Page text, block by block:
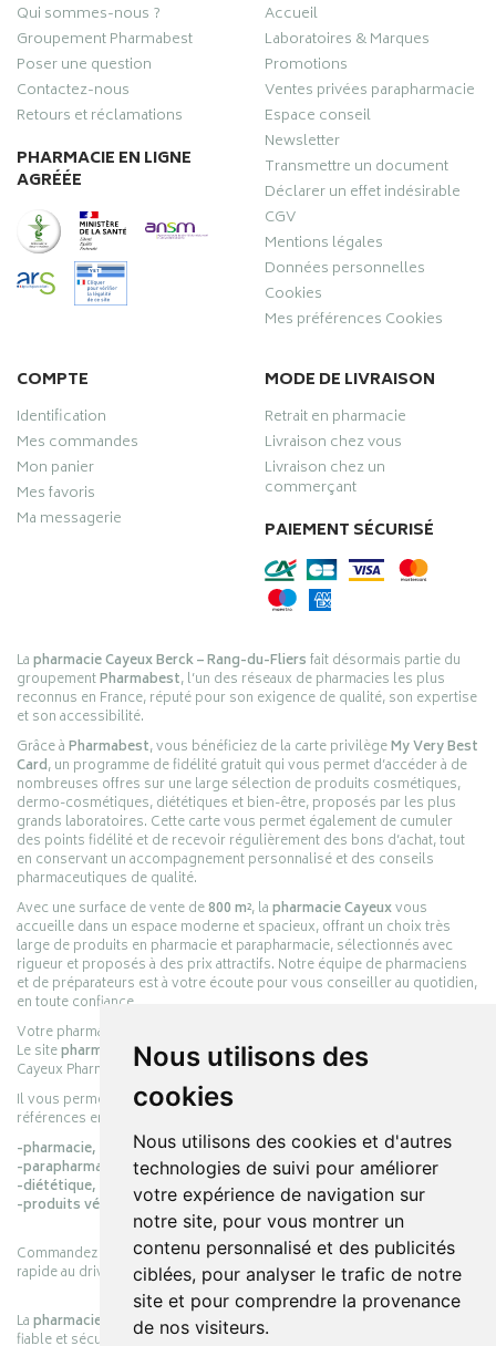
Nous utilisons des
cookies
Nous utilisons des cookies et d'autres
technologies de suivi pour améliorer
votre expérience de navigation sur
notre site, pour vous montrer un
contenu personnalisé et des publicités
ciblées, pour analyser le trafic de notre
site et pour comprendre la provenance
de nos visiteurs.
Qui sommes-nous ?
Groupement Pharmabest
Poser une question
Contactez-nous
Retours et réclamations
PHARMACIE EN LIGNE
AGRÉÉE
Accueil
Laboratoires & Marques
Promotions
Ventes privées parapharmacie
Espace conseil
Newsletter
Transmettre un document
Déclarer un effet indésirable
CGV
Mentions légales
Données personnelles
Cookies
Mes préférences Cookies
COMPTE
Identification
Mes commandes
Mon panier
Mes favoris
Ma messagerie
MODE DE LIVRAISON
Retrait en pharmacie
Livraison chez vous
Livraison chez un
commerçant
PAIEMENT SÉCURISÉ
Lapharmacie Cayeux Berck – Rang-du-Fliersfait désormais partie du
groupementPharmabest, l’un des réseaux de pharmacies les plus
reconnus en France, réputé pour son exigence de qualité, son expertise
et son accessibilité.
Grâce àPharmabest, vous bénéficiez de la carte privilègeMy Very Best
Card, un programme de fidélité gratuit qui vous permet d’accéder à de
nombreuses offres sur une large sélection de produits cosmétiques,
dermo-cosmétiques, diététiques et bien-être, proposés par les plus
grands laboratoires. Cette carte vous permet également de cumuler
des points fidélité et de recevoir régulièrement des bons d’achat, tout
en conservant un accompagnement personnalisé et des conseils
pharmaceutiques de qualité.
Avec une surface de vente de800 m², lapharmacie Cayeuxvous
accueille dans un espace moderne et spacieux, offrant un choix très
large de produits en pharmacie et parapharmacie, sélectionnés avec
rigueur et proposés à des prix attractifs. Notre équipe de pharmaciens
et de préparateurs est à votre écoute pour vous conseiller au quotidien,
en toute confiance.
Votre pharmacie en ligne :
Le sitepharmacie-cayeux.frest le prolongement digital de la pharmacie
Cayeux Pharmabest Berck-sur-Mer – Rang-du-Fliers.
Il vous permet de réaliser vos achats en ligne parmi des milliers de
références en :
-pharmacie,
-parapharmacie,
-diététique,
-produits vétérinaires.
Commandez simplement vos produits en ligne et choisissez le retrait
rapide au drive ou la livraison à domicile, en toute simplicité.
Lapharmacie Cayeuxs’engage à vous offrir une expérience pratique,
fiable et sécurisée, en officine comme en ligne, au service de votre